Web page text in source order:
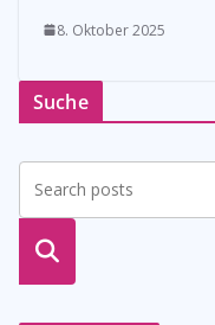
8. Oktober 2025
Suche
suche